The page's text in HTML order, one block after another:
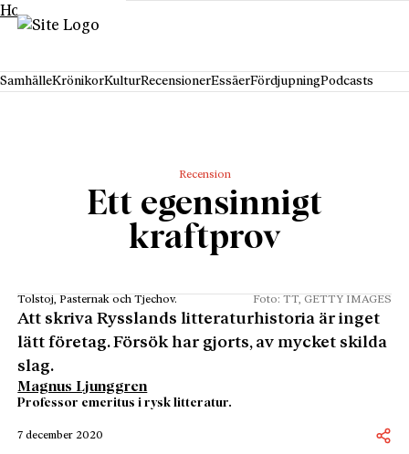
Hoppa till innehåll
SamhälleKrönikorKulturRecensionerEssäerFördjupningPodcasts
Recension
Ett egensinnigt
kraftprov
Tolstoj, Pasternak och Tjechov. Foto: TT, GETTY IMAGES
Att skriva Rysslands litteraturhistoria är inget
lätt företag. Försök har gjorts, av mycket skilda
slag.
Magnus Ljunggren
Professor emeritus i rysk litteratur.
7 december 2020